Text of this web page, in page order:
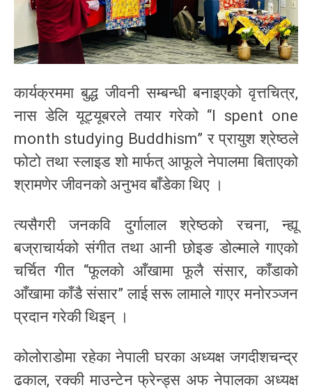
कार्यक्रममा बुद्ध जीवनी सम्बन्धी बनाइएको वृत्तचित्र,
नास डेलि यूट्यूबरले तयार गरेको “I spent one
month studying Buddhism” र प्रायुश श्रेष्ठले
फोटो तथा स्लाइड शो मार्फत् आफूले नेपालमा बिताएको
श्रामणेर जीवनको अनुभव बॉंडेका थिए ।
त्यसैगरी जनकवि दुर्गालाल श्रेष्ठको रचना, न्ह्यू
बज्राचार्यको संगीत तथा आनी छोइङ डोल्माले गाएको
चर्चित गीत “फूलको आँखामा फूलै संसार, कॉंडाको
आँखामा कॉंडै संसार” लाई सरू लामाले गाएर मनोरञ्जन
प्रदान गरेकी थिइन् ।
कोलोराडोमा रहेका नेपाली घरका अध्यक्ष जगदीशचन्द्र
ढकाल, रक्की माउन्टेन फ्रेन्ड्स अफ नेपालका अध्यक्ष